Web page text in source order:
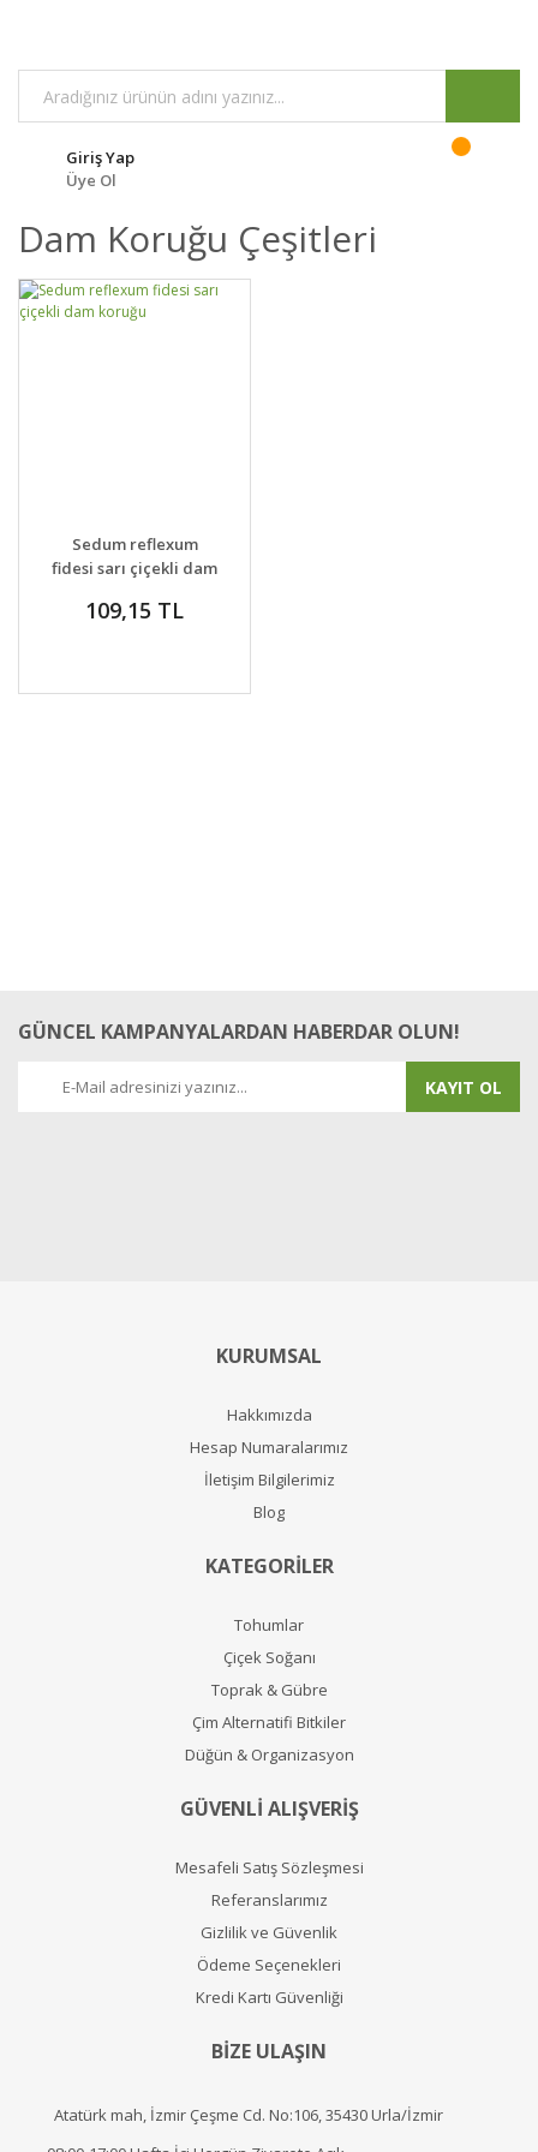
Giriş Yap
Üye Ol
Dam Koruğu Çeşitleri
DETAYLAR
VER
Sedum reflexum
fidesi sarı çiçekli dam
109,15 TL
GÜNCEL KAMPANYALARDAN HABERDAR OLUN!
KAYIT OL
KURUMSAL
Hakkımızda
Hesap Numaralarımız
İletişim Bilgilerimiz
Blog
KATEGORİLER
Tohumlar
Çiçek Soğanı
Toprak & Gübre
Çim Alternatifi Bitkiler
Düğün & Organizasyon
GÜVENLİ ALIŞVERİŞ
Mesafeli Satış Sözleşmesi
Referanslarımız
Gizlilik ve Güvenlik
Ödeme Seçenekleri
Kredi Kartı Güvenliği
BİZE ULAŞIN
Atatürk mah, İzmir Çeşme Cd. No:106, 35430 Urla/İzmir